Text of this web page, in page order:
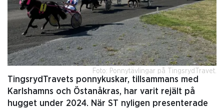
Foto: Ponnytävlingar på TingsrydTravet.
TingsrydTravets ponnykuskar, tillsammans med
Karlshamns och Östanåkras, har varit rejält på
hugget under 2024. När ST nyligen presenterade